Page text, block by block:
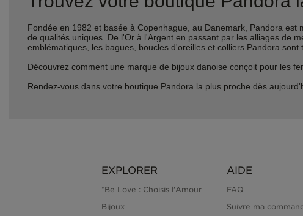
Fondée en 1982 et basée à Copenhague, au Danemark, Pandora
de qualités uniques. De l'Or à l'Argent en passant par les alliages de
emblématiques, les bagues, boucles d'oreilles et colliers Pandora sont
Découvrez comment une marque de bijoux danoise conçoit pour les
Rendez-vous dans votre boutique Pandora la plus proche dès
EXPLORER
*Be Love : Choisis l'Amour
Bijoux
AIDE
FAQ
Suivre ma